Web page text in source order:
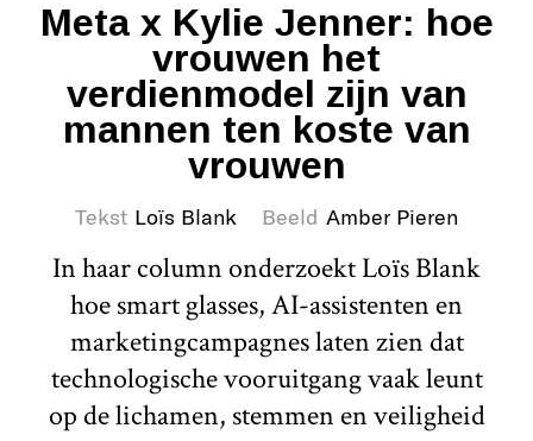
Meta x Kylie Jenner: hoe
vrouwen het
verdienmodel zijn van
mannen ten koste van
vrouwen
Tekst Loïs Blank Beeld Amber Pieren
In haar column onderzoekt Loïs Blank
hoe smart glasses, AI-assistenten en
marketingcampagnes laten zien dat
technologische vooruitgang vaak leunt
op de lichamen, stemmen en veiligheid